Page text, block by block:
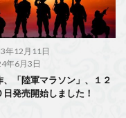
年12月11日
年6月3日
、「陸軍マラソン」、１２
日発売開始しました！